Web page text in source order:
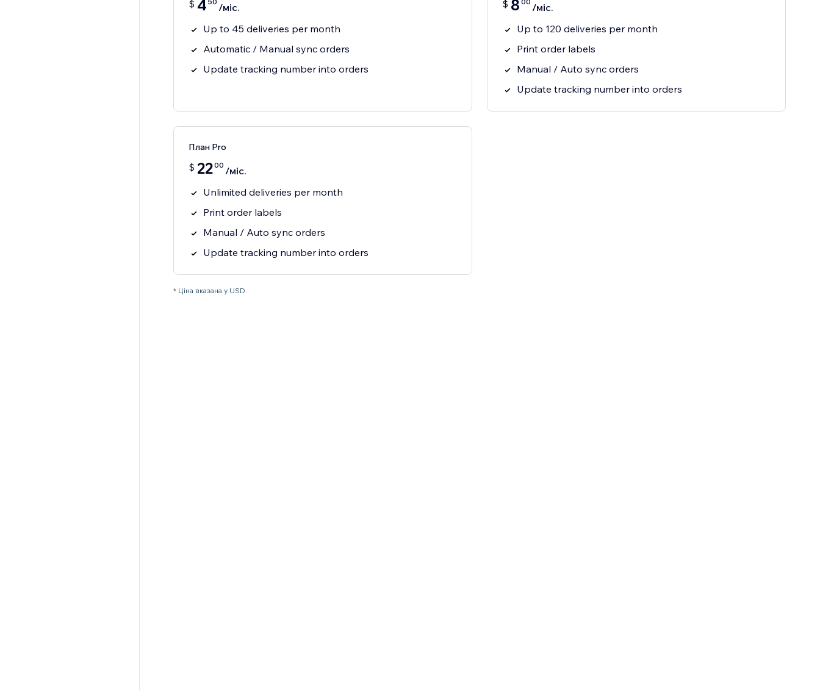
$ 4
/міс.
Up to 45 deliveries per month
Automatic / Manual sync orders
Update tracking number into orders
$ 8
/міс.
Up to 120 deliveries per month
Print order labels
Manual / Auto sync orders
Update tracking number into orders
План Pro
$ 2200 /міс.
Unlimited deliveries per month
Print order labels
Manual / Auto sync orders
Update tracking number into orders
* Ціна вказана у USD.